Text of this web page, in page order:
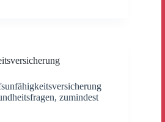
zumindest